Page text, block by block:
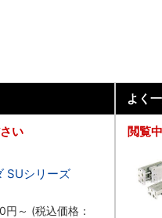
い
SUシリーズ
円 ～ (税込価格：
よく
閲覧